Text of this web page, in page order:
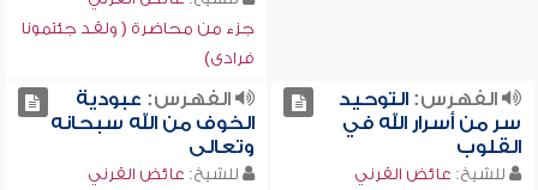
جزء من محاضرة ( ولقد جئتمونا
فرادى)
الفهرس:التوحيد
سر من أسرار الله في
القلوب
للشيخ: عائض القرني
الفهرس: عبودية
الخوف من الله سبحانه
وتعالى
للشيخ: عائض القرني